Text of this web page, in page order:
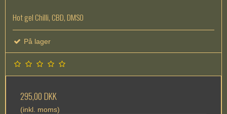
Hot gel Chilli, CBD, DMSO
På lager
295,00 DKK
(inkl. moms)